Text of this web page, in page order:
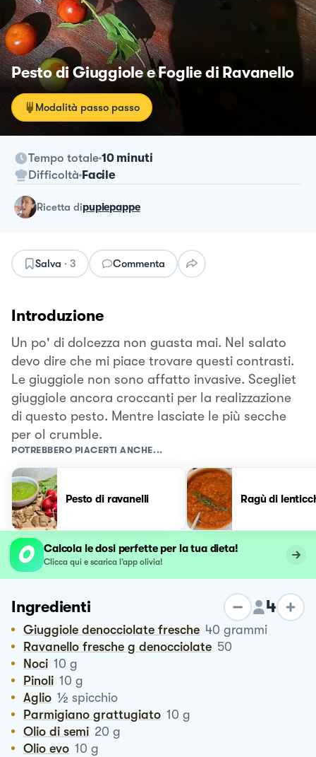
Pesto di Giuggiole e Foglie di Ravanello
Modalità passo passo
Tempo totale 10 minuti
Difficoltà Facile
ricetta dipupiepappe
Salva · 3 Commenta
Introduzione
Un po' di dolcezza non guasta mai. Nel salato
devo dire che mi piace trovare questi contrasti.
Le giuggiole non sono affatto invasive. Scegliet
giuggiole ancora croccanti per la realizzazione
di questo pesto. Mentre lasciate le più secche
per ol crumble.
POTREBBERO PIACERTI ANCHE...
Pesto di ravanelli Ragù di
Calcola le dosi perfette per la tua dieta!
Clicca qui e scarica l’app olivia!
Ingredienti 4
Giuggiole denocciolate fresche 40 grammi
Ravanello fresche g denocciolate 50
Noci 10 g
Pinoli 10 g
Aglio ½ spicchio
Parmigiano grattugiato 10 g
Olio di semi 20 g
Olio evo 10 g